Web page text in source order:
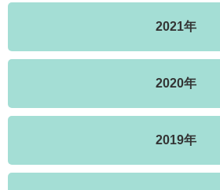
2021年
2020年
2019年